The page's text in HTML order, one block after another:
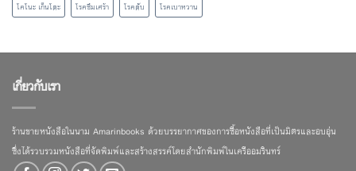
โคโนะ เก็นโตะ
โรคซึมเศร้า โรคตับ โรคเบาหวาน
เกี่ยวกับเรา
ร้านขายหนังสือในนาม Amarinbooks ด้วยบรรยากาศของการซื้อหนังสือที่เป็นมิตรและอบอุ่น
ซึ่งได้รวบรวมหนังสือที่จัดพิมพ์และสร้างสรรค์โดยสำนักพิมพ์ในเครืออมรินทร์